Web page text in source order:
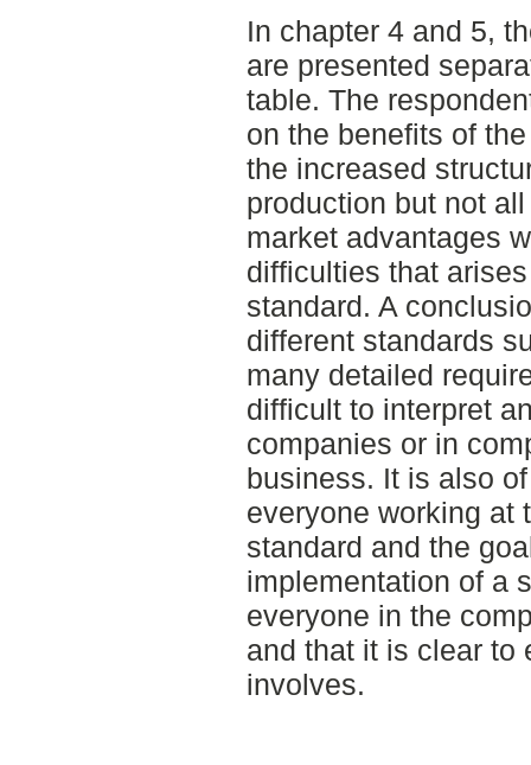
In chapter 4 and 5,
are presented
table. The
on the benefits of
the increased
production but not
market advantages
difficulties that
standard. A
different standards
many detailed
difficult to interpret
companies or in
business. It is also
everyone working at
standard and the
implementation of a
everyone in the
and that it is clear to
involves.